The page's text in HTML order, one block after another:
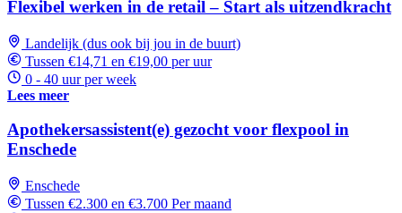
Flexibel werken in de retail – Start als uitzendkracht
Landelijk (dus ook bij jou in de buurt)
Tussen €14,71 en €19,00 per uur
0 - 40 uur per week
Lees meer
Apothekersassistent(e) gezocht voor flexpool in
Enschede
Enschede
Tussen €2.300 en €3.700 Per maand